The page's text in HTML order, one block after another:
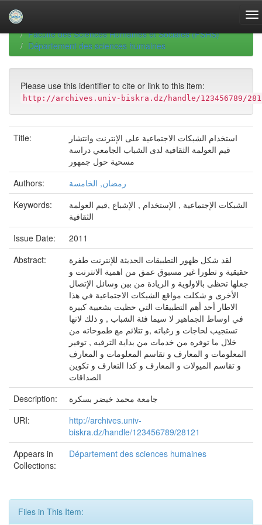
navigationUniversity of Biskra Repository
Faculté des Sciences Humaines et Sociales (FSHS)
Département des sciences humaines
Please use this identifier to cite or link to this item:
http://archives.univ-biskra.dz/handle/123456789/
Title:
استخدام الشبكات الاجتماعية على الإنترنت وانتشار
قيم العولمة الثقافية لدى الشباب الجامعي دراسة
مسحية حول جمهور
Authors:
رمضان, الخامسة
Keywords:
الشبكات الإجتماعية , الإستخدام , الإشباع ,قيم العولمة
الثقافية
Issue Date:
2011
Abstract:
لقد شكل ظهور التطبيقات الحديثة للإنترنت طفرة
حقيقية و تطورا غير مسبوق عمق من اهمية الانترنت و
جعلها تحظى بالاولوية و الريادة من بين وسائل الإتصال
الأخرى و شكلت مواقع الشبكات الاجتماعية في هذا
الاطار أحد أهم التطبيقات التي حظيت بشعبية كبيرة
في اوساط الجماهير لا سيما فئة الشباب , و ذلك لانها
تستجيب لحاجات و رغباته ,و تتلائم مع طموحاته من
خلال ما توفره من خدمات من بداية الترفيه , توفير
المعلومات و المعارف و تقاسم المعلومات و المعارف
و تقاسم الميولات و المعارف و كذا التعارف و تكوين
الصداقات
Description:
جامعة محمد خيضر بسكرة
URI:
http://archives.univ-
biskra.dz/handle/123456789/28121
Appears in
Collections:
Département des sciences humaines
Files in This Item: